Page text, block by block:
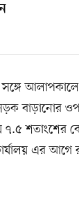
সঙ্গে
বাড়ানোর
৭.৫ শতাংশের
এর